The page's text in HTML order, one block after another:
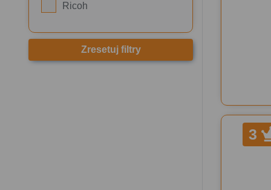
Ricoh
Zresetuj filtry
3